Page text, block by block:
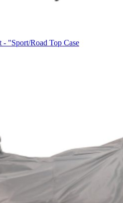
- "Sport/Road Top Case